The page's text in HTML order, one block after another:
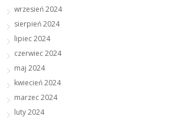
wrzesień 2024
sierpień 2024
lipiec 2024
czerwiec 2024
maj 2024
kwiecień 2024
marzec 2024
luty 2024